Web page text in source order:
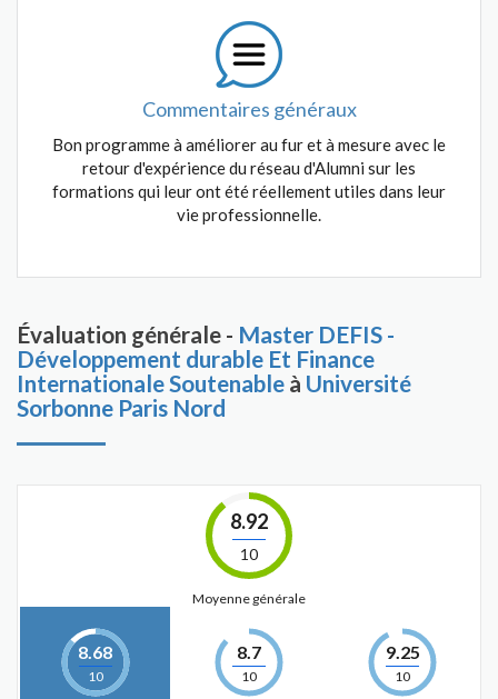
Commentaires généraux
Bon programme à améliorer au fur et à mesure avec le
retour d'expérience du réseau d'Alumni sur les
formations qui leur ont été réellement utiles dans leur
vie professionnelle.
Évaluation générale - Master DEFIS -
Développement durable Et Finance
Internationale Soutenable à Université
Sorbonne Paris Nord
8.92
10
Moyenne générale
8.68
10
8.7
10
9.25
10